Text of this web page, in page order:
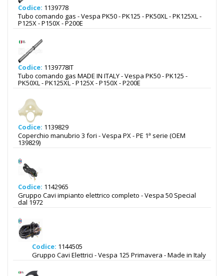
Codice: 1139778
Tubo comando gas - Vespa PK50 - PK125 - PK50XL - PK125XL -
P125X - P150X - P200E
Codice: 1139778IT
Tubo comando gas MADE IN ITALY - Vespa PK50 - PK125 -
PK50XL - PK125XL - P125X - P150X - P200E
Codice: 1139829
Coperchio manubrio 3 fori - Vespa PX - PE 1ª serie (OEM
139829)
Codice: 1142965
Gruppo Cavi impianto elettrico completo - Vespa 50 Special
dal 1972
Codice: 1144505
Gruppo Cavi Elettrici - Vespa 125 Primavera - Made in Italy